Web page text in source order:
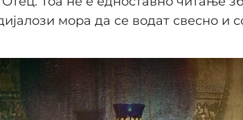
мора да се водат свесно и